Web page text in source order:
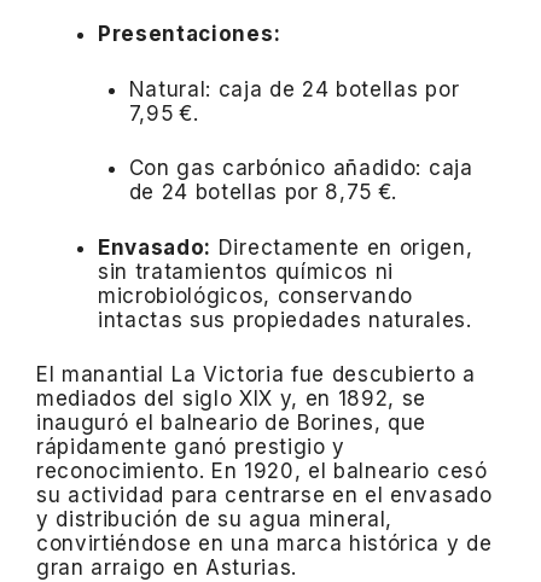
Presentaciones:
Natural: caja de 24 botellas por
7,95 €.
Con gas carbónico añadido: caja
de 24 botellas por 8,75 €.
Envasado: Directamente en origen,
sin tratamientos químicos ni
microbiológicos, conservando
intactas sus propiedades naturales.
El manantial La Victoria fue descubierto a
mediados del siglo XIX y, en 1892, se
inauguró el balneario de Borines, que
rápidamente ganó prestigio y
reconocimiento. En 1920, el balneario cesó
su actividad para centrarse en el envasado
y distribución de su agua mineral,
convirtiéndose en una marca histórica y de
gran arraigo en Asturias.